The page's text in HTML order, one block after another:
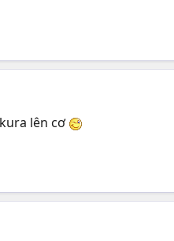
lên cơ